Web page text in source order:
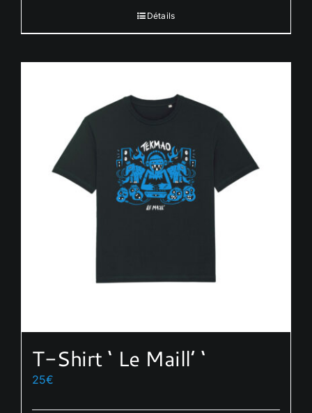
Détails
T-Shirt ‘ Le Maill’ ‘
25€